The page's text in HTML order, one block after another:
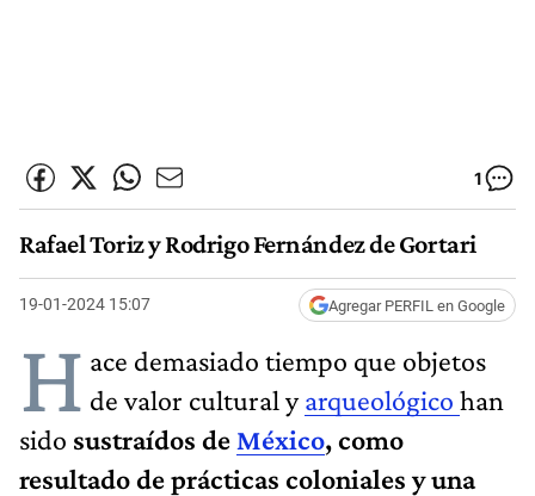
1
Rafael Toriz y Rodrigo Fernández de Gortari
19-01-2024 15:07 Agregar PERFIL en Google
H ace demasiado tiempo que objetos
de valor cultural yarqueológico han
sido sustraídos de México, como
resultado de prácticas coloniales y una